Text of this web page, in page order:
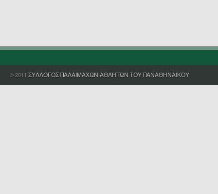
© 2011 ΣΥΛΛΟΓΟΣ ΠΑΛΑΙΜΑΧΩΝ ΑΘΛΗΤΩΝ ΤΟΥ ΠΑΝΑΘΗΝΑΙΚΟΥ